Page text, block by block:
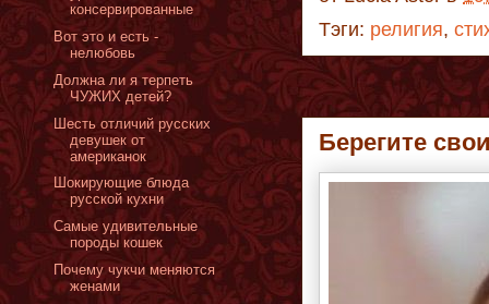
Тэги: религия,
Берегите
консервированные
Вот это и есть -
нелюбовь
Должна ли я терпеть
ЧУЖИХ детей?
Шесть отличий русских
девушек от
американок
Шокирующие блюда
русской кухни
Самые удивительные
породы кошек
Почему чукчи меняются
женами